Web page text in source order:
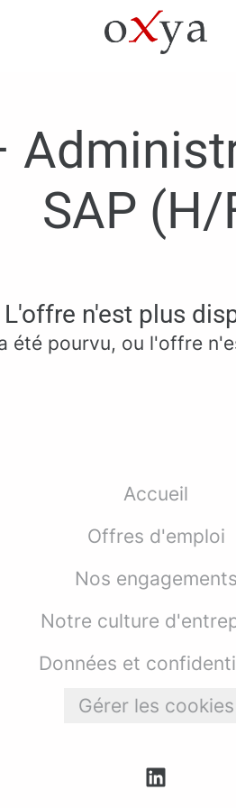
SAP (H/
L'offre n'est plus
été pourvu, ou l'offre
Accueil
Offres d'emploi
Nos engagements
Notre culture
Données et
Gérer les cookies